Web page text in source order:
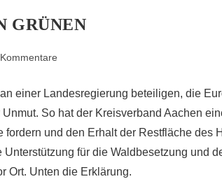
GRÜNEN
einer Landesregierung beteiligen, die
So hat der Kreisverband Aachen
und den Erhalt der Restfläche des
für die Waldbesetzung und
Ort. Unten die Erklärung.